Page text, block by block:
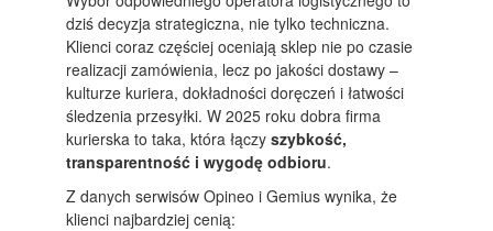
dziś decyzja strategiczna, nie tylko techniczna.
Klienci coraz częściej oceniają sklep nie po czasie
realizacji zamówienia, lecz po jakości dostawy –
kulturze kuriera, dokładności doręczeń i łatwości
śledzenia przesyłki. W 2025 roku dobra firma
kurierska to taka, która łączy szybkość,
transparentność i wygodę odbioru.
Z danych serwisów Opineo i Gemius wynika, że
klienci najbardziej cenią: